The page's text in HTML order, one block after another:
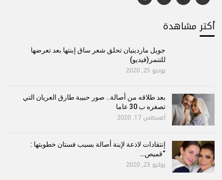
أكتر مشاهدة
جويل ماردينيان تحلق شعر ساق إبنتها بعد تعرضها
للتنمر(فيديو)
يونيو 25, 2020
بعد طلاقه من أصالة.. صور حبيبة طارق العريان التي
تصغره ب 30 عاما
أغسطس 17, 2020
إنتقادات لاذعة لإبنة أصالة بسبب فستان خطوبتها :
“قميص…
يوليو 23, 2020